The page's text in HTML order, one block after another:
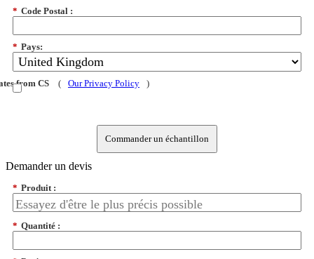
* Code Postal :
* Pays:
from CS ( Our Privacy Policy )
Commander un échantillon
Demander un devis
* Produit :
* Quantité :